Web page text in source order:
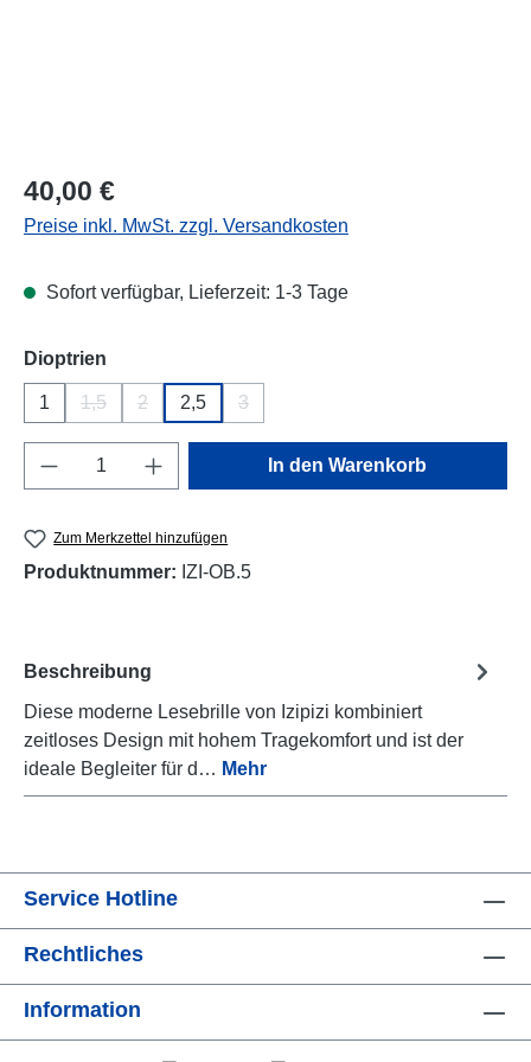
Regulärer Preis:
40,00 €
Preise inkl. MwSt. zzgl. Versandkosten
Sofort verfügbar, Lieferzeit: 1-3 Tage
Dioptrien
1 1,5
(Diese Option ist zurzeit nicht verfügbar.)
2
(Diese Option ist zurzeit nicht verfügbar.)
2,5 3
Produkt Anzahl: Gib den gewünschten
In den Warenkorb
Zum Merkzettel hinzufügen
Produktnummer: IZI-OB.5
Beschreibung
Diese moderne Lesebrille von Izipizi kombiniert
zeitloses Design mit hohem Tragekomfort und ist der
ideale Begleiter für d… Mehr
Service Hotline
Rechtliches
Information